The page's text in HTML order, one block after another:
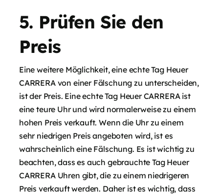
5. Prüfen Sie den
Preis
Eine weitere Möglichkeit, eine echte Tag Heuer
CARRERA von einer Fälschung zu unterscheiden,
ist der Preis. Eine echte Tag Heuer CARRERA ist
eine teure Uhr und wird normalerweise zu einem
hohen Preis verkauft. Wenn die Uhr zu einem
sehr niedrigen Preis angeboten wird, ist es
wahrscheinlich eine Fälschung. Es ist wichtig zu
beachten, dass es auch gebrauchte Tag Heuer
CARRERA Uhren gibt, die zu einem niedrigeren
Preis verkauft werden. Daher ist es wichtig, dass